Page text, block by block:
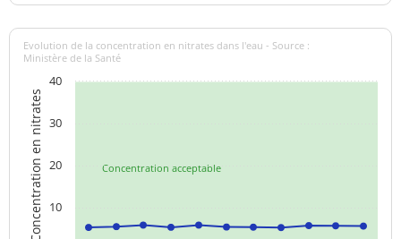
Concentration acceptable
Concentration en nitrates
Evolution de la concentration en nitrates dans l'eau - Source :
Ministère de la Santé
10
20
30
40